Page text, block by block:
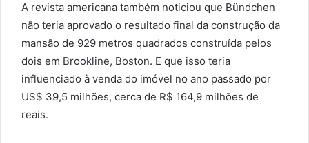
A revista americana também noticiou que Bündchen
não teria aprovado o resultado final da construção da
mansão de 929 metros quadrados construída pelos
dois em Brookline, Boston. E que isso teria
influenciado à venda do imóvel no ano passado por
US$ 39,5 milhões, cerca de R$ 164,9 milhões de
reais.